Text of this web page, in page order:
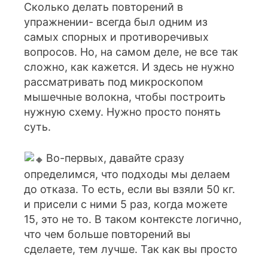
Сколько делать повторений в
упражнении- всегда был одним из
самых спорных и противоречивых
вопросов. Но, на самом деле, не все так
сложно, как кажется. И здесь не нужно
рассматривать под микроскопом
мышечные волокна, чтобы построить
нужную схему. Нужно просто понять
суть.
Во-первых, давайте сразу
определимся, что подходы мы делаем
до отказа. То есть, если вы взяли 50 кг.
и присели с ними 5 раз, когда можете
15, это не то. В таком контексте логично,
что чем больше повторений вы
сделаете, тем лучше. Так как вы просто